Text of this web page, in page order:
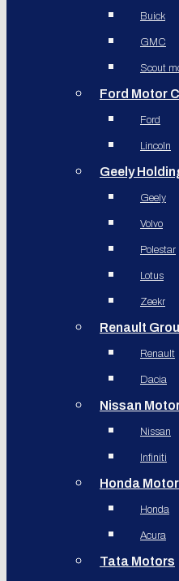
Buick
GMC
Scout
Ford Motor
Ford
Lincoln
Geely
Geely
Volvo
Polestar
Lotus
Zeekr
Renault
Renault
Dacia
Nissan
Nissan
Infiniti
Honda
Honda
Acura
Tata Motors